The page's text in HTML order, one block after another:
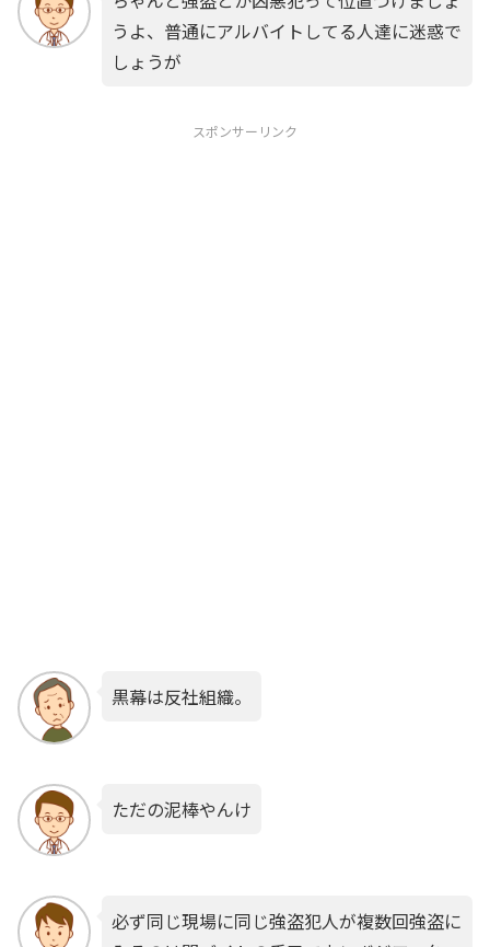
うよ、普通にアルバイトしてる人達に迷惑で
しょうが
スポンサーリンク
黒幕は反社組織。
ただの泥棒やんけ
必ず同じ現場に同じ強盗犯人が複数回強盗に